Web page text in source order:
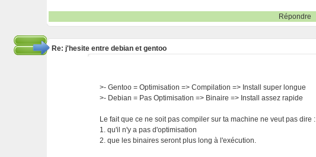
Répondre
Re: j'hesite entre debian et gentoo
>- Gentoo = Optimisation => Compilation => Install super longue
>- Debian = Pas Optimisation => Binaire => Install assez rapide
Le fait que ce ne soit pas compiler sur ta machine ne veut pas dire :
1. qu'il n'y a pas d'optimisation
2. que les binaires seront plus long à l'exécution.